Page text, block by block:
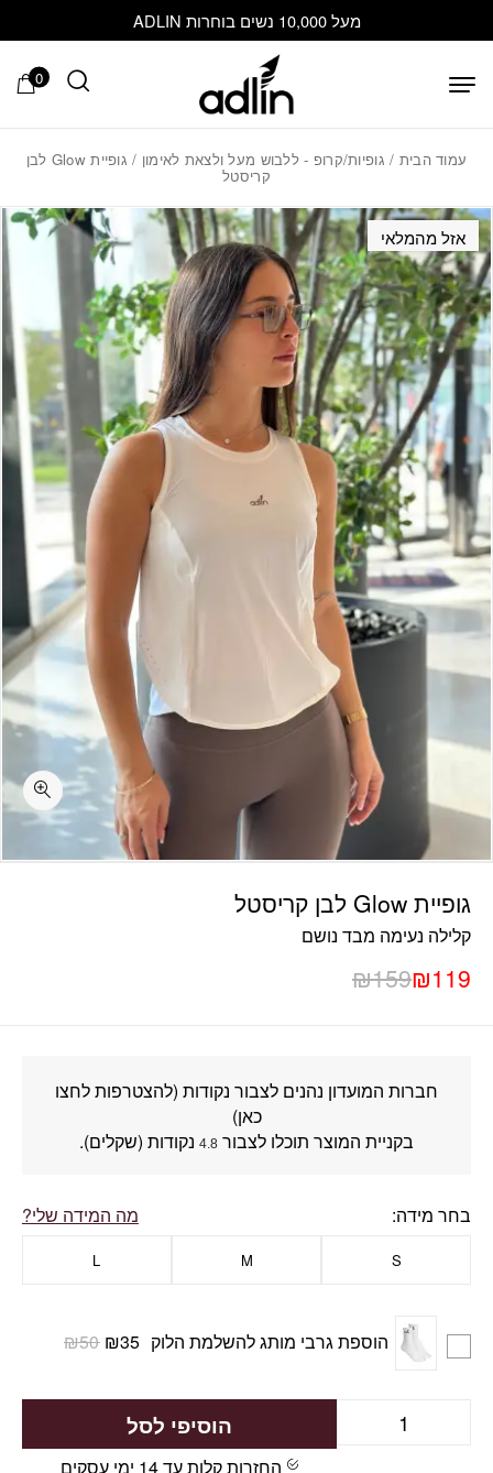
מעל 10,000 נשים בוחרות ADLIN
0
עמוד הבית / גופיות/קרופ - ללבוש מעל ולצאת לאימון / גופיית Glow לבן
קריסטל
גופיית Glow לבן קריסטל
קלילה נעימה מבד נושם
₪159₪119
בחר מידה מה המידה שלי?
S
M
L
הוספת גרבי מותג להשלמת הלוק ₪50 ₪35
הוסיפי לסל
החזרות קלות עד 14 ימי עסקים
חברות המועדון נהנים לצבור נקודות (להצטרפות לחצו
כאן)
בקניית המוצר תוכלו לצבור 4.8 נקודות (שקלים).
אזל מהמלאי